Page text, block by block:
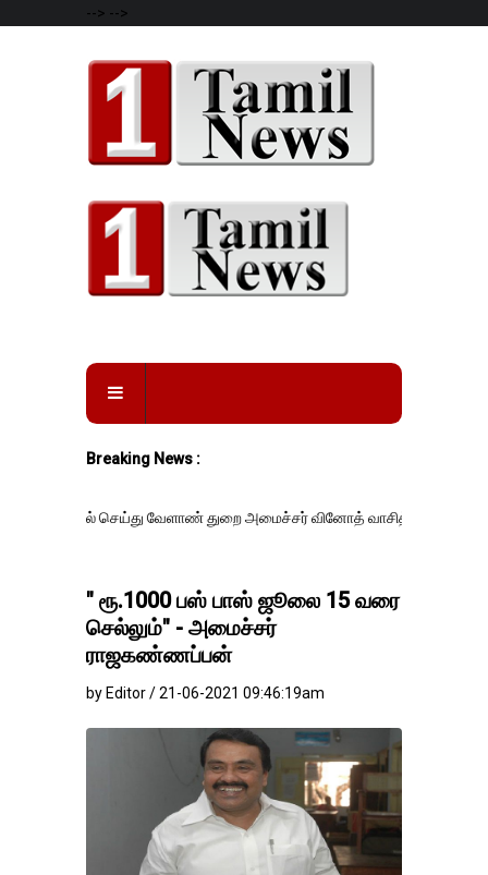
--> -->
Breaking News :
வேளாண் துறை அமைச்சர் வினோத் வாசித்து வருகிறார். �.
" ரூ.1000 பஸ் பாஸ் ஜூலை 15 வரை
செல்லும்" - அமைச்சர்
ராஜகண்ணப்பன்
by Editor / 21-06-2021 09:46:19am